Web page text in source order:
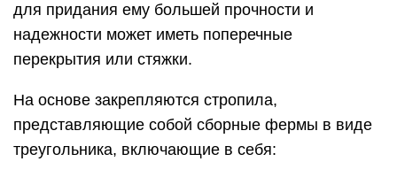
для придания ему большей прочности и
надежности может иметь поперечные
перекрытия или стяжки.
На основе закрепляются стропила,
представляющие собой сборные фермы в виде
треугольника, включающие в себя: